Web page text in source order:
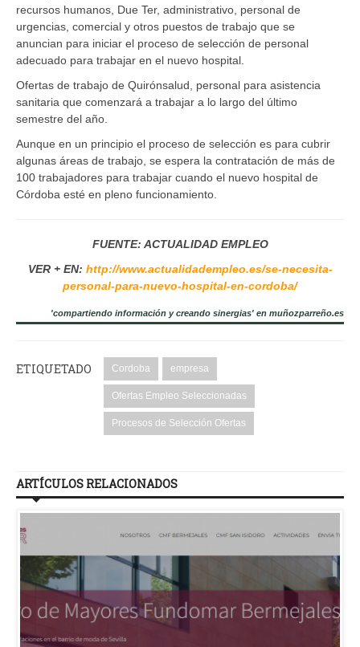
recursos humanos, Due Ter, administrativo, personal de
urgencias, comercial y otros puestos de trabajo que se
anuncian para iniciar el proceso de selección de personal
adecuado para trabajar en el nuevo hospital.
Ofertas de trabajo de Quirónsalud, personal para asistencia
sanitaria que comenzará a trabajar a lo largo del último
semestre del año.
Aunque en un principio el proceso de selección es para cubrir
algunas áreas de trabajo, se espera la contratación de más de
100 trabajadores para trabajar cuando el nuevo hospital de
Córdoba esté en pleno funcionamiento.
FUENTE: ACTUALIDAD EMPLEO
VER + EN: http://www.actualidadempleo.es/se-necesita-
personal-para-nuevo-hospital-en-cordoba/
'compartiendo información y creando sinergias' en muñozparreño.es
ETIQUETADO Cordoba empresa
Ofertas Empleo Seleccionadas
Procesos de Selección Ofertas
ARTÍCULOS RELACIONADOS